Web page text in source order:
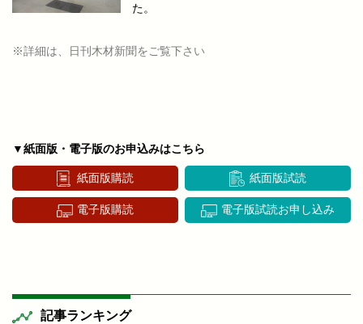
た。
※詳細は、日刊木材新聞をご覧下さい
▼紙面版・電子版のお申込みはこちら
紙面版購読 紙面版試読
電子版購読 電子版試読お申し込み
記事ランキング